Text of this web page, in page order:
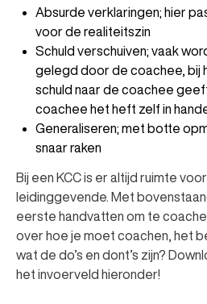
Absurde verklaringen; hier
voor de realiteitszin
Schuld verschuiven; vaak
gelegd door de coachee, bij
schuld naar de coachee
coachee het heft zelf in
Generaliseren; met botte
snaar raken
Bij een KCC is er altijd ruimte
leidinggevende. Met
eerste handvatten om te
over hoe je moet coachen, het
wat de do’s en dont’s zijn?
het invoerveld hieronder!